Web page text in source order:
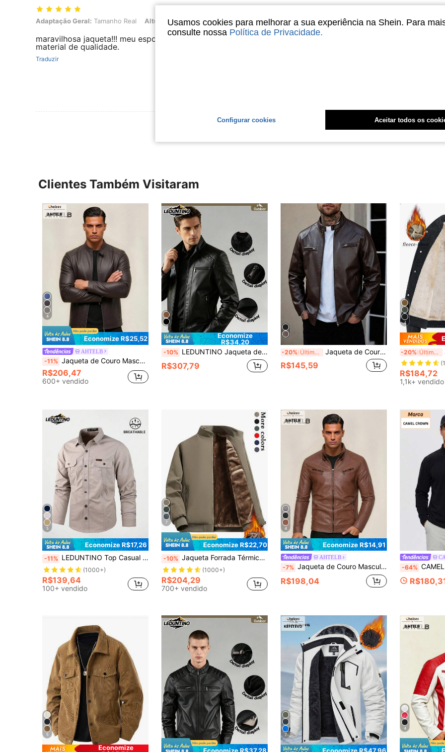
Adaptação Geral: Tamanho Real, Altura: 175 cm / 69 in, Cor: Preto, Tamanho: XL
Adaptação Geral: Tamanho Real Altura: 175 cm / 69 in Cor: Preto Tamanho: XL
maravilhosa jaqueta!!! meu esposo gostou mto.
material de qualidade.
Traduzir
Ver Mais Avaliações
Clientes Também Visitaram
4
Economize R$25,52
AHTELB
-11% Jaqueta de Couro Masculina AHTELB Primavera/Outono Casual Retrô de Motocicleta, Casaco de Couro Cor Sólida Elegante e Bonito, Jaqueta de Couro Estilo Motocicleta Casual, Estilo de Corrida, Perfeita para Reuniões ao Ar Livre e Atividades de Pilotagem, Presente para Marido, Namorado, Amigo, Cliente, Pai Jaqueta Esportiva de Couro PU, Jaqueta de Couro, Jaqueta para Homens
R$206,47
600+ vendido
Economize
R$34,20
-10% LEDUNTINO Jaqueta de Couro Masculina com Zíper Casual para Uso Externo, Motociclista, Esportiva, Sólida, Bomber, Primavera Outono, Gola Alta, Jaqueta de Couro Corta-Vento
R$307,79
-20% Últimos 3 dias Jaqueta de Couro Sintético Masculina para Uso Externo, Estilo Motocicleta, Vintage, Para Motociclismo, Atividades ao Ar Livre e Esportes
R$145,59
4
-20% Últimos 3 dias
R$184,72
1,1k+ vendido
5
Economize R$17,26
-11% LEDUNTINO Top Casual Masculina com Botões para Primavera/Verão, Verde Sólido, Esportes, Roupa de Trabalho, Presente para Namorado, Top Masculina de Manga Longa para Primavera/Outono, Multicolorida, Bolsos Duplos, Top com Gola Virada, Roupa de Primavera/Outono
(1000+)
R$139,64
100+ vendido
7
Economize R$22,70
-10% Jaqueta Forrada Térmica, Elegante, Quente, Casual, Adequada para Uso Diário e Esportes ao Ar Livre de Homens no Outono/Inverno
(1000+)
R$204,29
700+ vendido
4
Economize R$14,91
AHTELB
-7% Jaqueta de Couro Masculina AHTELB com Gola Alta, Roupa de Trabalho, Esportes ao Ar Livre, Cor Sólida, Jaqueta de Couro para Motocicleta, Casaco de Couro Elegante e Bonito, Jaqueta de Couro Casual da Moda, Estilo de Corrida, Traje de Marca para Andar de Motocicleta, Perfeito para Festas e Atividades de Pilotagem, Jaqueta Masculina, Jaqueta Esportiva de Couro PU, Presentes para Amigos, Maridos, Namorados
R$198,04
-64% CAMEL CROWN Jaqueta de Fleece
5
Economize
7
4
Usamos cookies para melhorar a sua experiência na Shein. Para
consulte nossa Política de Privacidade.
Configurar cookies Aceitar todos os